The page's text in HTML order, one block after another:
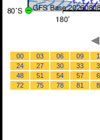
00 03 06 09
24
27 30 33
48
51 54 57
72
75 78 81